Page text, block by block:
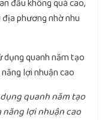
đầu không quá cao,
phương nhờ nhu
quanh năm tạo
lợi nhuận cao